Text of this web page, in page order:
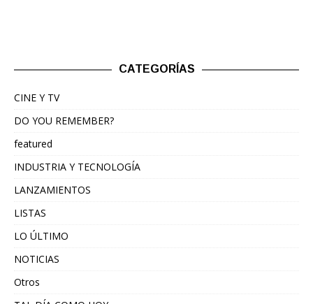
CATEGORÍAS
CINE Y TV
DO YOU REMEMBER?
featured
INDUSTRIA Y TECNOLOGÍA
LANZAMIENTOS
LISTAS
LO ÚLTIMO
NOTICIAS
Otros